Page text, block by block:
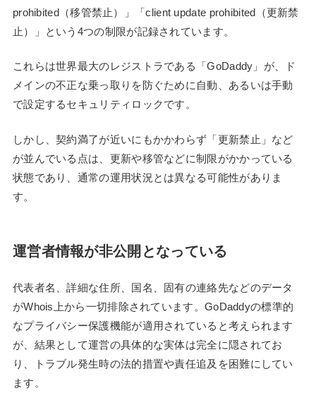
prohibited（移管禁止）」「client update prohibited（更新禁
止）」という4つの制限が記録されています。
これらは世界最大のレジストラである「GoDaddy」が、ド
メインの不正な乗っ取りを防ぐために自動、あるいは手動
で設定するセキュリティロックです。
しかし、契約満了が近いにもかかわらず「更新禁止」など
が並んでいる点は、更新や移管などに制限がかかっている
状態であり、通常の運用状況とは異なる可能性がありま
す。
運営者情報が非公開となっている
代表者名、詳細な住所、国名、固有の連絡先などのデータ
がWhois上から一切排除されています。GoDaddyの標準的
なプライバシー保護機能が適用されていると考えられます
が、結果として運営の具体的な実体は完全に隠されてお
り、トラブル発生時の法的措置や責任追及を困難にしてい
ます。